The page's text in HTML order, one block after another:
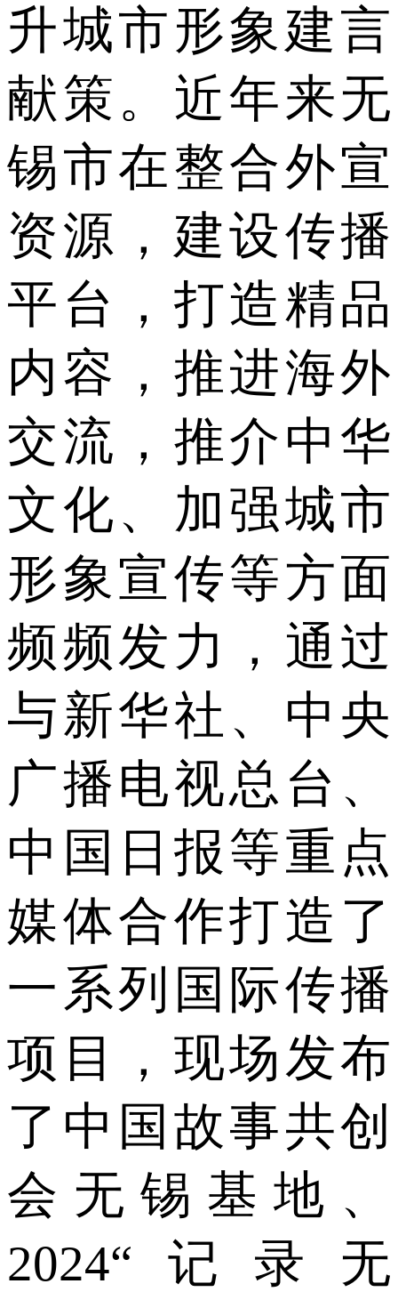
升城市形象建言
献策。近年来无
锡市在整合外宣
资源，建设传播
平台，打造精品
内容，推进海外
交流，推介中华
文化、加强城市
形象宣传等方面
频频发力，通过
与新华社、中央
广播电视总台、
中国日报等重点
媒体合作打造了
一系列国际传播
项目，现场发布
了中国故事共创
会无锡基地、
2024“记录无